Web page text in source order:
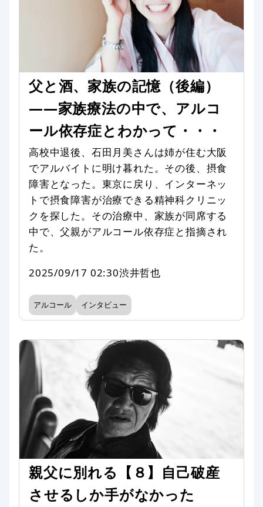
父と酒、家族の記憶（後編）
——家族療法の中で、アルコ
ール依存症とわかって・・・
高校中退後、石田月美さんは姉が住む大阪
でアルバイトに明け暮れた。その後、摂食
障害となった。東京に戻り、インターネッ
トで摂食障害が治療できる精神科クリニッ
クを探した。その治療中、家族が同席する
中で、父親がアルコール依存症と指摘され
た。
2025/09/17 02:30渋井哲也
アルコール インタビュー
親父に別れる【８】自己破産
させるしか手がなかった